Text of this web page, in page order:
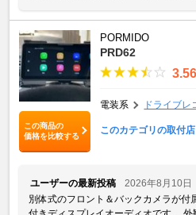
この商品の
価格を比較する
PORMIDO
PRD62
3.56
電装系 ドライブレ
このカテゴリの取付
ユーザーの最新投稿
2026年8月10日
別体式のフロント＆バックカメラが付